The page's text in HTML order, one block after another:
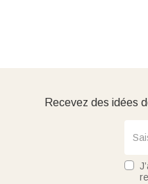
Recevez des idées